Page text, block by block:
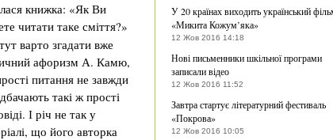
книжка: «Як Ви
читати таке сміття?»
варто згадати вже
афоризм А. Камю,
питання не завжди
такі ж прості
І річ не так у
що його авторка
У 20 країнах виходить український
«Микита Кожум’яка»
12 Жов 2016 14:18
Нові письменники шкільної програми
записали відео
12 Жов 2016 11:52
Завтра стартує літературний фестиваль
«Покрова»
12 Жов 2016 10:05